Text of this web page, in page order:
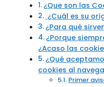
¿Que son las
¿Cuál es su
¿Para qué
¿Porque
¿Acaso las
¿Qué
cookies al
Primer